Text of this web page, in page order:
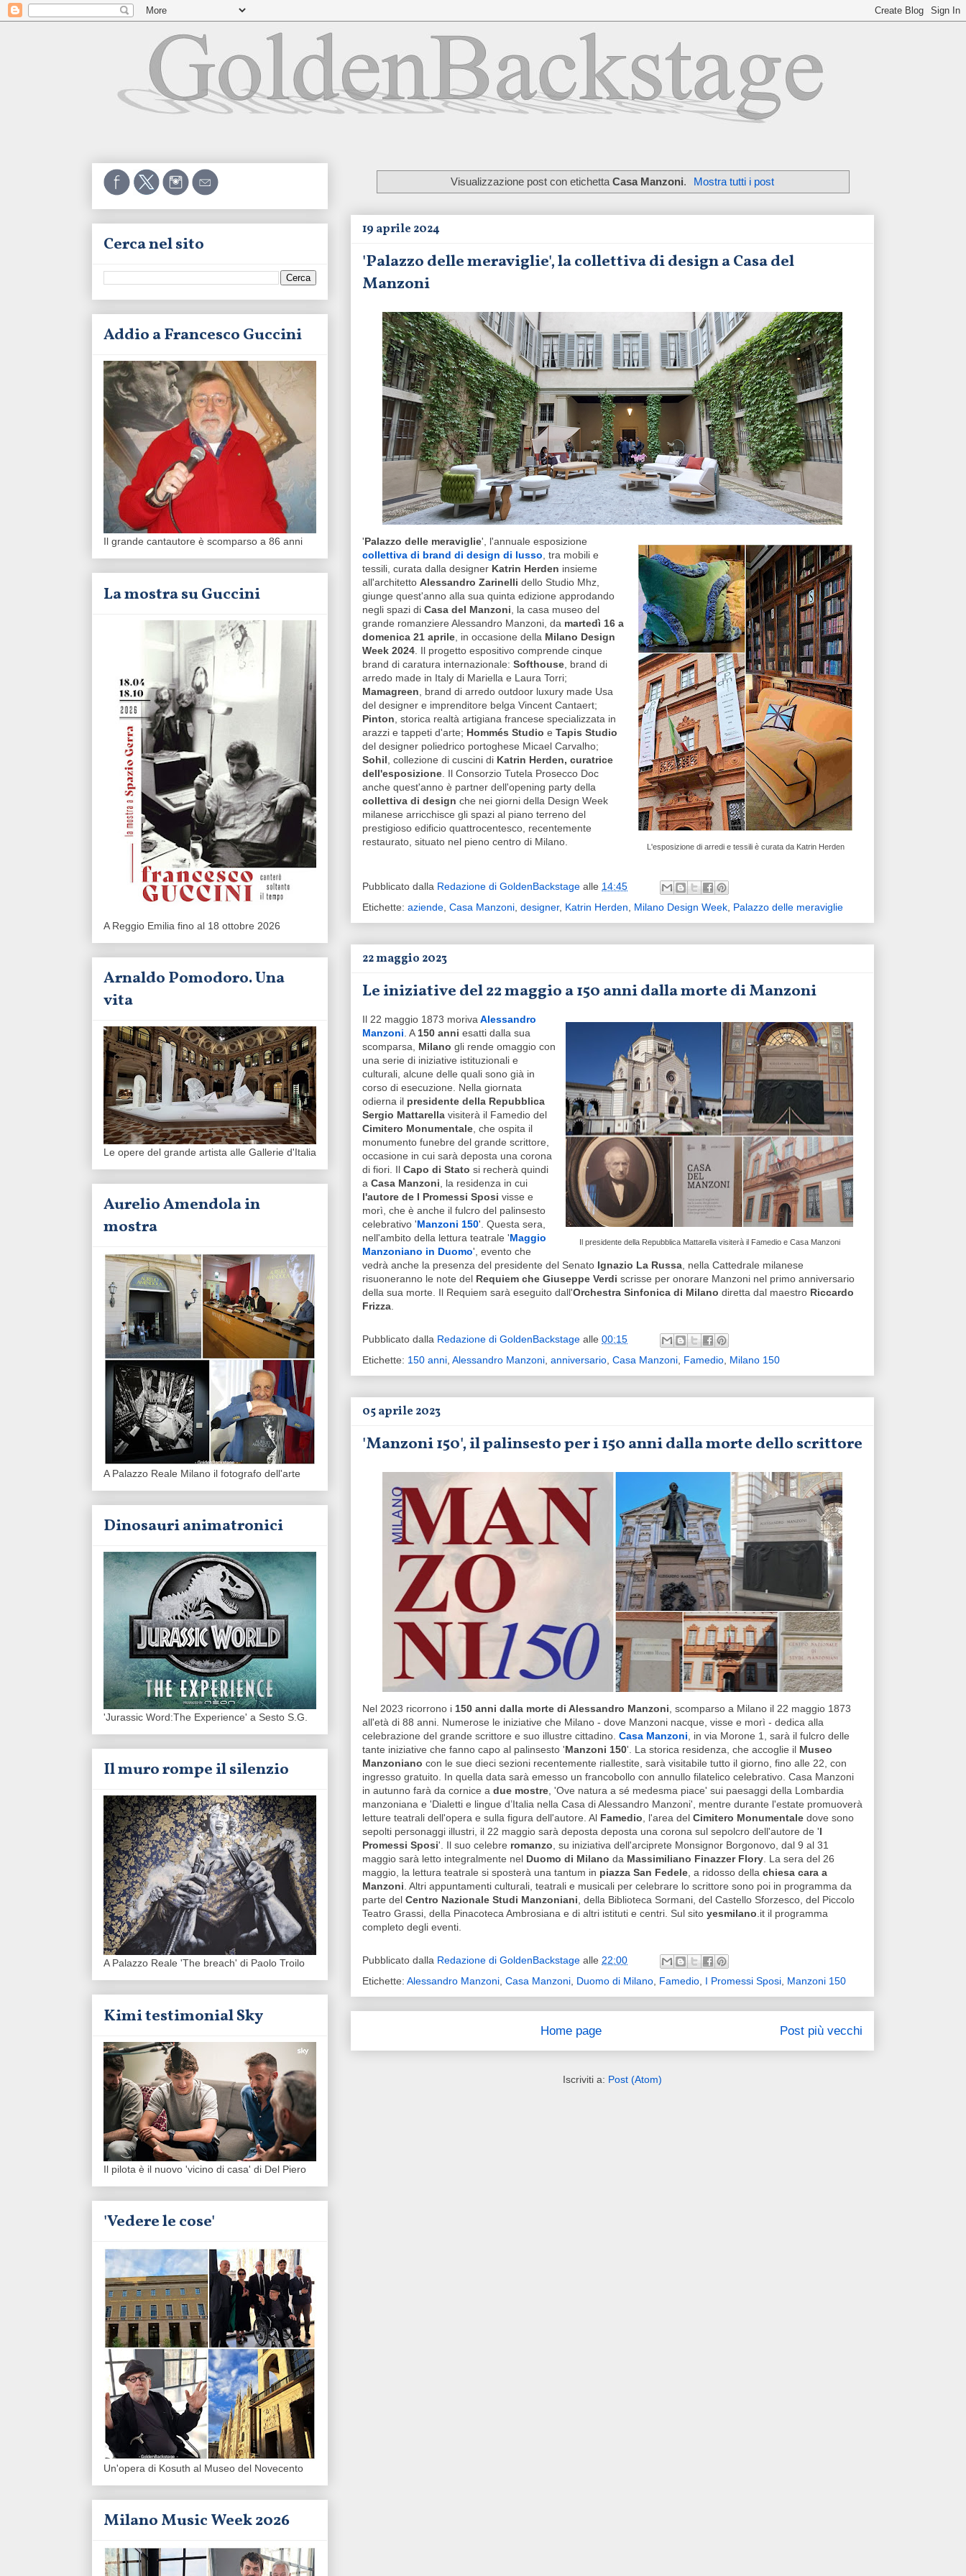
Visualizzazione post con etichetta Casa Manzoni. Mostra tutti i post
19 aprile 2024
'Palazzo delle meraviglie', la collettiva di design a Casa del
Manzoni
L'esposizione di arredi e tessili è curata da Katrin Herden
'Palazzo delle meraviglie', l'annuale esposizione
collettiva di brand di design di lusso, tra mobili e
tessili, curata dalla designer Katrin Herden insieme
all'architetto Alessandro Zarinelli dello Studio Mhz,
giunge quest'anno alla sua quinta edizione approdando
negli spazi di Casa del Manzoni, la casa museo del
grande romanziere Alessandro Manzoni, da martedì 16 a
domenica 21 aprile, in occasione della Milano Design
Week 2024. Il progetto espositivo comprende cinque
brand di caratura internazionale: Softhouse, brand di
arredo made in Italy di Mariella e Laura Torri;
Mamagreen, brand di arredo outdoor luxury made Usa
del designer e imprenditore belga Vincent Cantaert;
Pinton, storica realtà artigiana francese specializzata in
arazzi e tappeti d'arte; Hommés Studio e Tapis Studio
del designer poliedrico portoghese Micael Carvalho;
Sohil, collezione di cuscini di Katrin Herden, curatrice
dell'esposizione. Il Consorzio Tutela Prosecco Doc
anche quest'anno è partner dell'opening party della
collettiva di design che nei giorni della Design Week
milanese arricchisce gli spazi al piano terreno del
prestigioso edificio quattrocentesco, recentemente
restaurato, situato nel pieno centro di Milano.
Pubblicato dalla Redazione di GoldenBackstage alle 14:45
Etichette: aziende, Casa Manzoni, designer, Katrin Herden, Milano Design Week, Palazzo delle meraviglie
22 maggio 2023
Le iniziative del 22 maggio a 150 anni dalla morte di Manzoni
Il presidente della Repubblica Mattarella visiterà il Famedio e Casa Manzoni
Il 22 maggio 1873 morivaAlessandro
Manzoni. A150 anni esatti dalla sua
scomparsa, Milano gli rende omaggio con
una serie di iniziative istituzionali e
culturali, alcune delle quali sono già in
corso di esecuzione. Nella giornata
odierna il presidente della Repubblica
Sergio Mattarella visiterà il Famedio del
Cimitero Monumentale, che ospita il
monumento funebre del grande scrittore,
occasione in cui sarà deposta una corona
di fiori. Il Capo di Stato si recherà quindi
a Casa Manzoni, la residenza in cui
l'autore de I Promessi Sposi visse e
morì, che è anche il fulcro del palinsesto
celebrativo 'Manzoni 150'. Questa sera,
nell'ambito della lettura teatrale 'Maggio
Manzoniano in Duomo', evento che
vedrà anche la presenza del presidente del Senato Ignazio La Russa, nella Cattedrale milanese
risuoneranno le note del Requiem che Giuseppe Verdi scrisse per onorare Manzoni nel primo anniversario
della sua morte. Il Requiem sarà eseguito dall'Orchestra Sinfonica di Milano diretta dal maestro Riccardo
Frizza.
Pubblicato dalla Redazione di GoldenBackstage alle 00:15
Etichette: 150 anni, Alessandro Manzoni, anniversario, Casa Manzoni, Famedio, Milano 150
05 aprile 2023
'Manzoni 150', il palinsesto per i 150 anni dalla morte dello scrittore
Nel 2023 ricorrono i 150 anni dalla morte di Alessandro Manzoni, scomparso a Milano il 22 maggio 1873
all'età di 88 anni. Numerose le iniziative che Milano - dove Manzoni nacque, visse e morì - dedica alla
celebrazione del grande scrittore e suo illustre cittadino. Casa Manzoni, in via Morone 1, sarà il fulcro delle
tante iniziative che fanno capo al palinsesto 'Manzoni 150'. La storica residenza, che accoglie il Museo
Manzoniano con le sue dieci sezioni recentemente riallestite, sarà visitabile tutto il giorno, fino alle 22, con
ingresso gratuito. In quella data sarà emesso un francobollo con annullo filatelico celebrativo. Casa Manzoni
in autunno farà da cornice a due mostre, 'Ove natura a sé medesma piace' sui paesaggi della Lombardia
manzoniana e 'Dialetti e lingue d’Italia nella Casa di Alessandro Manzoni', mentre durante l'estate promuoverà
letture teatrali dell'opera e sulla figura dell'autore. Al Famedio, l'area del Cimitero Monumentale dove sono
sepolti personaggi illustri, il 22 maggio sarà deposta deposta una corona sul sepolcro dell'autore de 'I
Promessi Sposi'. Il suo celebre romanzo, su iniziativa dell'arciprete Monsignor Borgonovo, dal 9 al 31
maggio sarà letto integralmente nel Duomo di Milano da Massimiliano Finazzer Flory. La sera del 26
maggio, la lettura teatrale si sposterà una tantum in piazza San Fedele, a ridosso della chiesa cara a
Manzoni. Altri appuntamenti culturali, teatrali e musicali per celebrare lo scrittore sono poi in programma da
parte del Centro Nazionale Studi Manzoniani, della Biblioteca Sormani, del Castello Sforzesco, del Piccolo
Teatro Grassi, della Pinacoteca Ambrosiana e di altri istituti e centri. Sul sito yesmilano.it il programma
completo degli eventi.
Pubblicato dalla Redazione di GoldenBackstage alle 22:00
Etichette: Alessandro Manzoni, Casa Manzoni, Duomo di Milano, Famedio, I Promessi Sposi, Manzoni 150
Post più vecchi
Home page
Iscriviti a: Post (Atom)
Cerca nel sito
Addio a Francesco Guccini
Il grande cantautore è scomparso a 86 anni
La mostra su Guccini
A Reggio Emilia fino al 18 ottobre 2026
Arnaldo Pomodoro. Una
vita
Le opere del grande artista alle Gallerie d'Italia
Aurelio Amendola in
mostra
A Palazzo Reale Milano il fotografo dell'arte
Dinosauri animatronici
'Jurassic Word:The Experience' a Sesto S.G.
Il muro rompe il silenzio
A Palazzo Reale 'The breach' di Paolo Troilo
Kimi testimonial Sky
Il pilota è il nuovo 'vicino di casa' di Del Piero
'Vedere le cose'
Un'opera di Kosuth al Museo del Novecento
Milano Music Week 2026